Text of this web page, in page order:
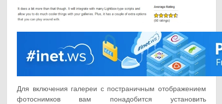
Для включения галереи с постраничным отображением
фотоснимков вам понадобится установить